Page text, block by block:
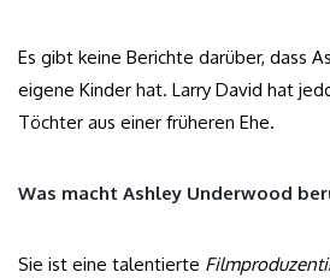
Es gibt keine Berichte darüber, dass
eigene Kinder hat. Larry David hat
Töchter aus einer früheren Ehe.
Was macht Ashley Underwood
Sie ist eine talentierte